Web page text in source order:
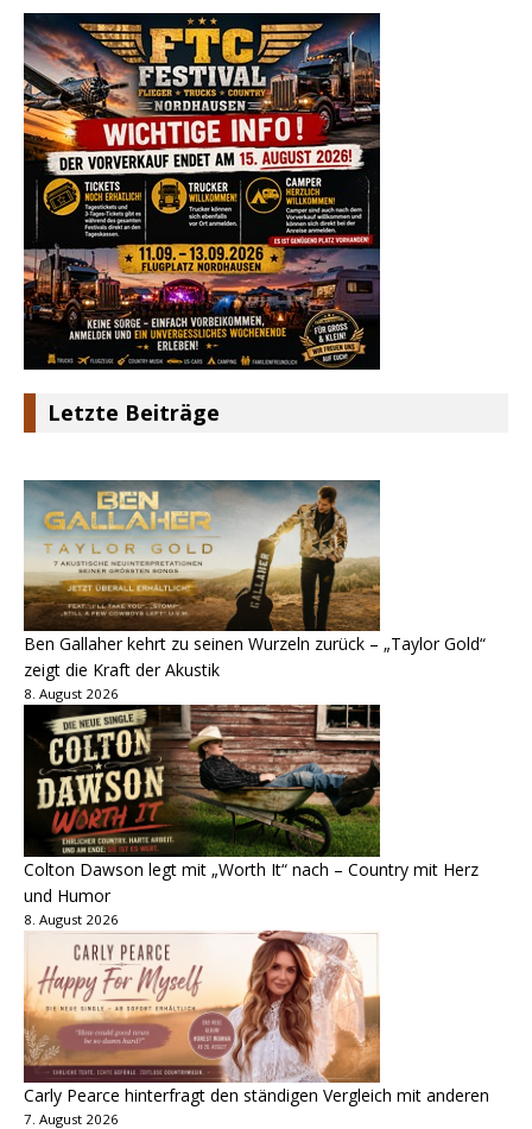
Letzte Beiträge
Ben Gallaher kehrt zu seinen Wurzeln zurück – „Taylor Gold“
zeigt die Kraft der Akustik
8. August 2026
Colton Dawson legt mit „Worth It“ nach – Country mit Herz
und Humor
8. August 2026
Carly Pearce hinterfragt den ständigen Vergleich mit anderen
7. August 2026